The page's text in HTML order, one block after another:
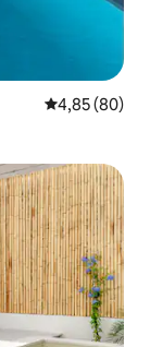
Note
4,85 (80)